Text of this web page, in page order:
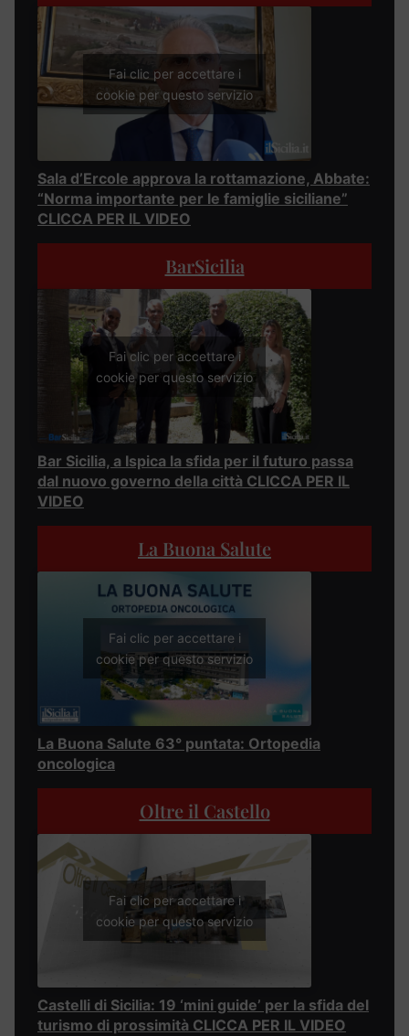
Fai clic per accettare i
cookie per questo servizio
Sala d’Ercole approva la rottamazione, Abbate:
“Norma importante per le famiglie siciliane”
CLICCA PER IL VIDEO
BarSicilia
Fai clic per accettare i
cookie per questo servizio
Bar Sicilia, a Ispica la sfida per il futuro passa
dal nuovo governo della città CLICCA PER IL
VIDEO
La Buona Salute
Fai clic per accettare i
cookie per questo servizio
La Buona Salute 63° puntata: Ortopedia
oncologica
Oltre il Castello
Fai clic per accettare i
cookie per questo servizio
Castelli di Sicilia: 19 ‘mini guide’ per la sfida del
turismo di prossimità CLICCA PER IL VIDEO